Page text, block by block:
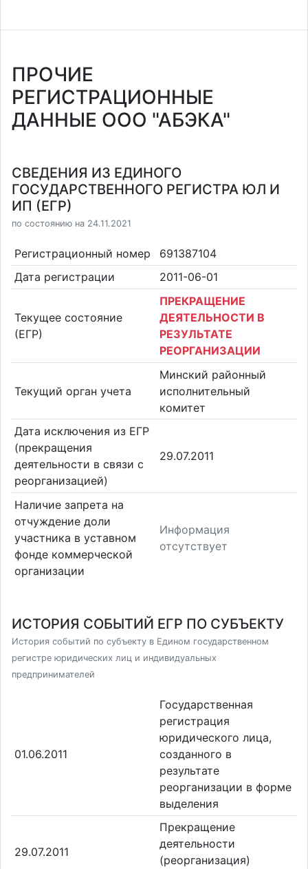
ПРОЧИЕ
РЕГИСТРАЦИОННЫЕ
ДАННЫЕ ООО "АБЭКА"
СВЕДЕНИЯ ИЗ ЕДИНОГО
ГОСУДАРСТВЕННОГО РЕГИСТРА ЮЛ И
ИП (ЕГР)
по состоянию на 24.11.2021
Регистрационный номер
691387104
Дата регистрации
2011-06-01
Текущее состояние
(ЕГР)
ПРЕКРАЩЕНИЕ
ДЕЯТЕЛЬНОСТИ В
РЕЗУЛЬТАТЕ
РЕОРГАНИЗАЦИИ
Текущий орган учета
Минский районный
исполнительный
комитет
Дата исключения из ЕГР
(прекращения
деятельности в связи с
реорганизацией)
29.07.2011
Наличие запрета на
отчуждение доли
участника в уставном
фонде коммерческой
организации
Информация
отсутствует
ИСТОРИЯ СОБЫТИЙ ЕГР ПО СУБЪЕКТУ
История событий по субъекту в Едином государственном
регистре юридических лиц и индивидуальных
предпринимателей
01.06.2011
Государственная
регистрация
юридического лица,
созданного в
результате
реорганизации в форме
выделения
29.07.2011
Прекращение
деятельности
(реорганизация)